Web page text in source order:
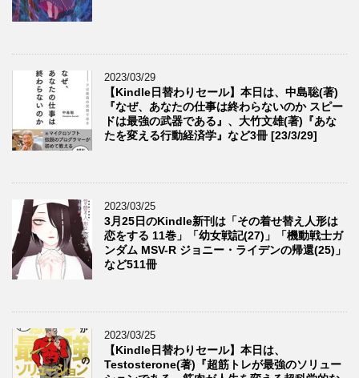
2023/03/29
【Kindle日替わりセール】本日は、中島聡(著)
『なぜ、あなたの仕事は終わらないのか スピー
ドは最強の武器である』、大竹文雄(著)『あな
たを変える行動経済学』など3冊 [23/3/29]
2023/03/25
3月25日のKindle新刊は「その着せ替え人形は
恋をする 11巻」「幼女戦記(27)」「機動戦士ガ
ンダム MSV-R ジョニー・ライデンの帰還(25)」
など511冊
2023/03/25
【Kindle日替わりセール】本日は、
Testosterone(著)『超筋トレが最強のソリュー